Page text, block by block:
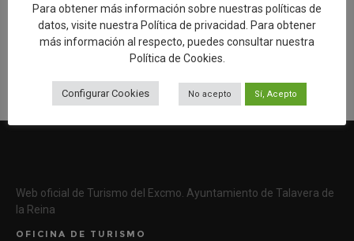
Rellenar encuesta de calidad
Web oficial de Turismo del Excmo. Ayuntamiento de Talavera de
la Reina
OFICINA DE TURISMO
Para obtener más información sobre nuestras políticas de
datos, visite nuestra Política de privacidad. Para obtener
más información al respecto, puedes consultar nuestra
Política de Cookies.
Configurar Cookies No acepto Sí, Acepto